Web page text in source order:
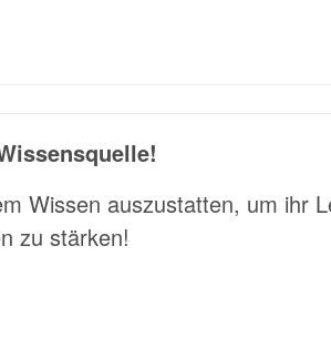
Wissen auszustatten, um ihr
zu stärken!